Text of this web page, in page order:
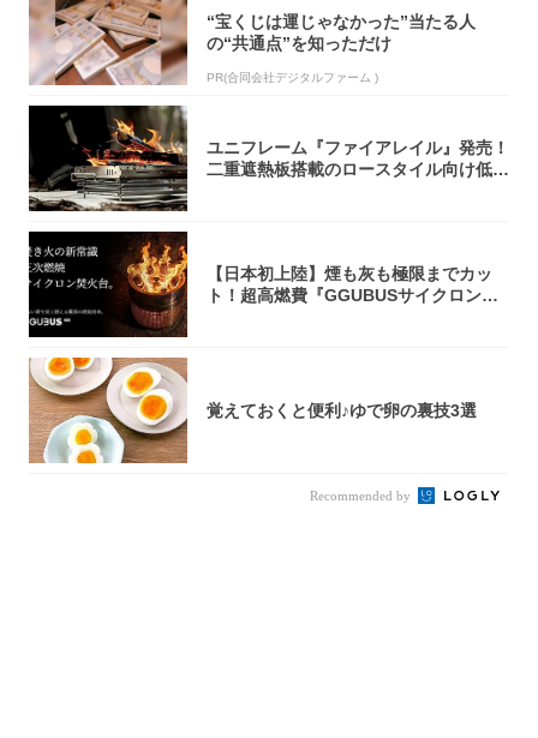
“宝くじは運じゃなかった”当たる人
の“共通点”を知っただけ
PR(合同会社デジタルファーム )
ユニフレーム『ファイアレイル』発売！
二重遮熱板搭載のロースタイル向け低型
【日本初上陸】煙も灰も極限までカッ
ト！超高燃費『GGUBUSサイクロン焚
覚えておくと便利♪ゆで卵の裏技3選
Recommended by